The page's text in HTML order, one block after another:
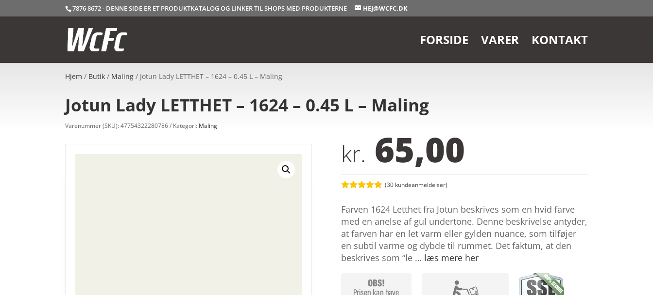
7876 8672 - DENNE SIDE ER ET PRODUKTKATALOG OG LINKER TIL SHOPS MED PRODUKTERNE HEJ@WCFC.DK
FORSIDE VARER KONTAKT
Hjem / Butik / Maling / Jotun Lady LETTHET – 1624 – 0.45 L – Maling
Jotun Lady LETTHET – 1624 – 0.45 L – Maling
Varenummer (SKU):47754322280786 Kategori: Maling
kr. 65,00
ud af 5
baseret på
kundebedøm
melser
(30kundeanmeldelser)
Farven 1624 Letthet fra Jotun beskrives som en hvid farve
med en anelse af gul undertone. Denne beskrivelse antyder,
at farven har en let varm eller gylden nuance, som tilføjer
en subtil varme og dybde til rummet. Det faktum, at den
beskrives som “le … læs mere her